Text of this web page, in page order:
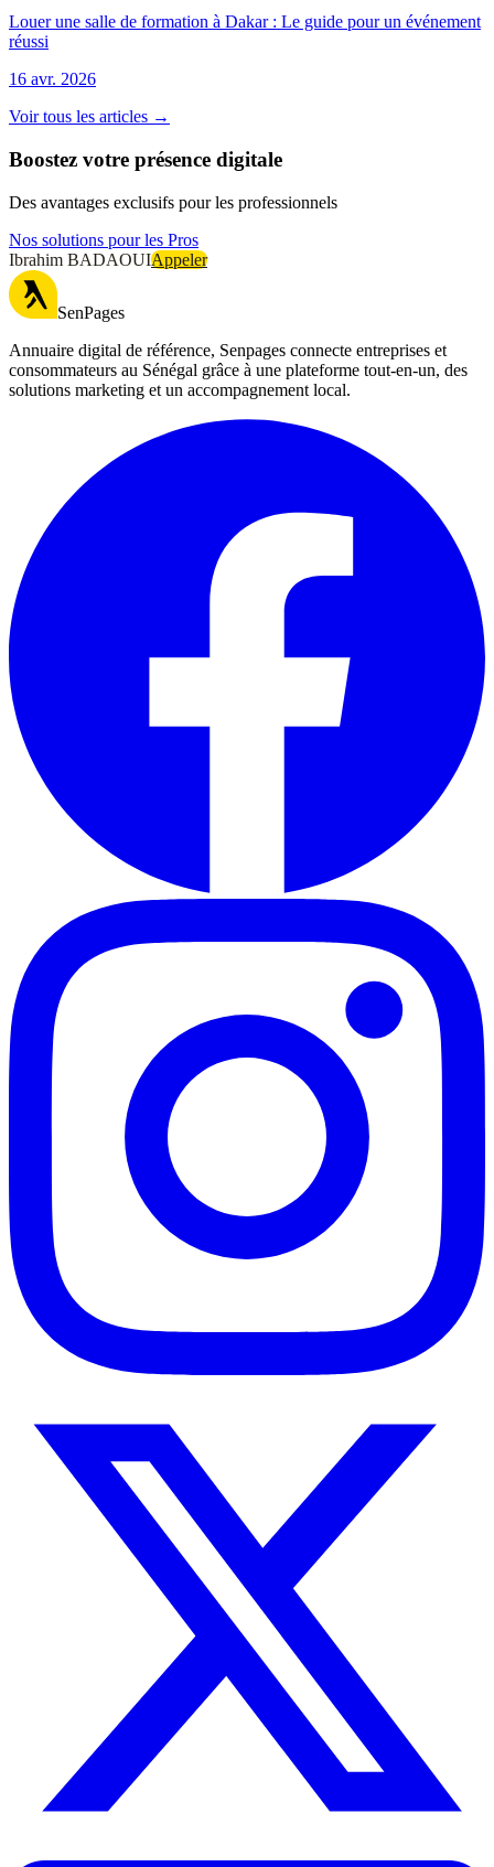
Louer une salle de formation à Dakar : Le guide pour un événement
réussi
16 avr. 2026
Voir tous les articles →
Boostez votre présence digitale
Des avantages exclusifs pour les professionnels
Nos solutions pour les Pros
Ibrahim BADAOUIAppeler
SenPages
Annuaire digital de référence, Senpages connecte entreprises et
consommateurs au Sénégal grâce à une plateforme tout-en-un, des
solutions marketing et un accompagnement local.